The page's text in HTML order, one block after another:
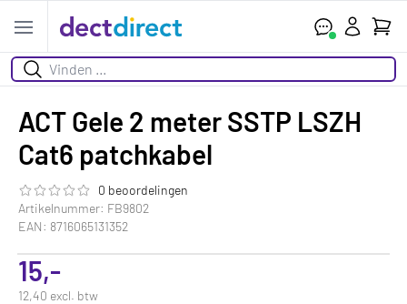
Open menu
Zoeken
ACT Gele 2 meter SSTP LSZH
Cat6 patchkabel
De beoordeling van dit product is
0 beoordelingen
Artikelnummer: FB9802
EAN: 8716065131352
15,-
12,40 excl. btw